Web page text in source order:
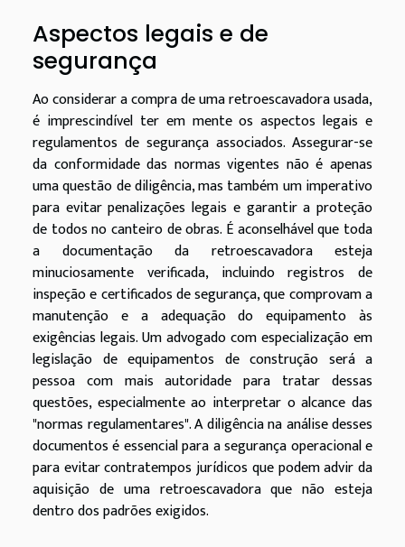
Aspectos legais e de
segurança
Ao considerar a compra de uma retroescavadora usada,
é imprescindível ter em mente os aspectos legais e
regulamentos de segurança associados. Assegurar-se
da conformidade das normas vigentes não é apenas
uma questão de diligência, mas também um imperativo
para evitar penalizações legais e garantir a proteção
de todos no canteiro de obras. É aconselhável que toda
a documentação da retroescavadora esteja
minuciosamente verificada, incluindo registros de
inspeção e certificados de segurança, que comprovam a
manutenção e a adequação do equipamento às
exigências legais. Um advogado com especialização em
legislação de equipamentos de construção será a
pessoa com mais autoridade para tratar dessas
questões, especialmente ao interpretar o alcance das
"normas regulamentares". A diligência na análise desses
documentos é essencial para a segurança operacional e
para evitar contratempos jurídicos que podem advir da
aquisição de uma retroescavadora que não esteja
dentro dos padrões exigidos.